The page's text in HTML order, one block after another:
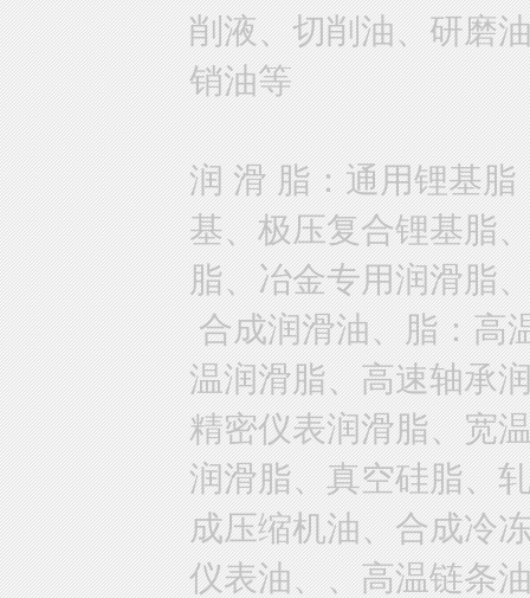
削液、切削油、研磨
销油等
润 滑 脂：通用锂基
基、极压复合锂基脂
脂、冶金专用润滑脂
合成润滑油、脂：高
温润滑脂、高速轴承
精密仪表润滑脂、宽
润滑脂、真空硅脂、
成压缩机油、合成冷
仪表油、、高温链条